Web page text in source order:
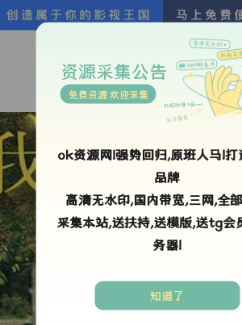
资源采集公告
免费资源 欢迎采集
ok资源网!强势回归,原班人马!打
品牌
高清无水印,国内带宽,三网,全
采集本站,送扶持,送模版,送tg会
务器!
知道了